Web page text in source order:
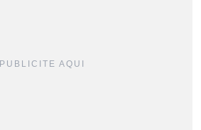
PUBLICITE AQUI